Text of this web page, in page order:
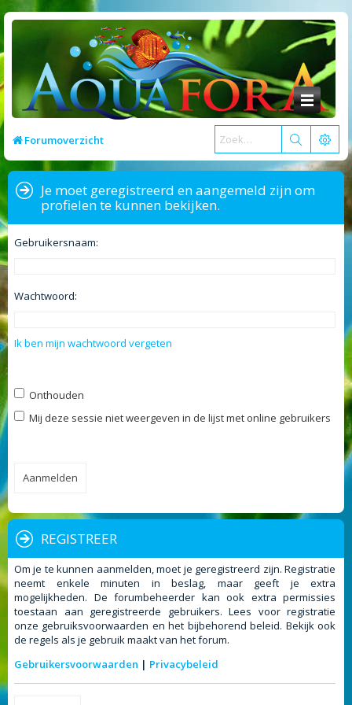
Forumoverzicht
Je moet geregistreerd en aangemeld zijn om
profielen te kunnen bekijken.
Gebruikersnaam:
Wachtwoord:
Ik ben mijn wachtwoord vergeten
Onthouden
Mij deze sessie niet weergeven in de lijst met online gebruikers
REGISTREER
Om je te kunnen aanmelden, moet je geregistreerd zijn. Registratie
neemt enkele minuten in beslag, maar geeft je extra
mogelijkheden. De forumbeheerder kan ook extra permissies
toestaan aan geregistreerde gebruikers. Lees voor registratie
onze gebruiksvoorwaarden en het bijbehorend beleid. Bekijk ook
de regels als je gebruik maakt van het forum.
Gebruikersvoorwaarden | Privacybeleid